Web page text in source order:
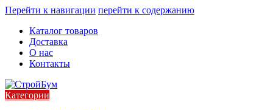
Перейти к навигации перейти к содержанию
Каталог товаров
Доставка
О нас
Контакты
Категории